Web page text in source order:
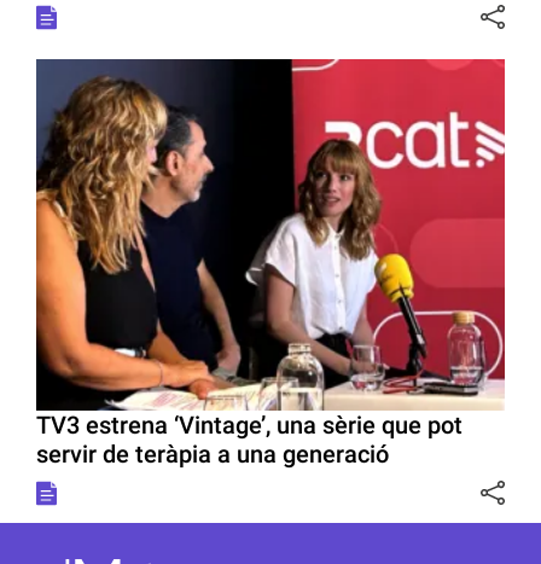
TV3 estrena ‘Vintage’, una sèrie que pot
servir de teràpia a una generació